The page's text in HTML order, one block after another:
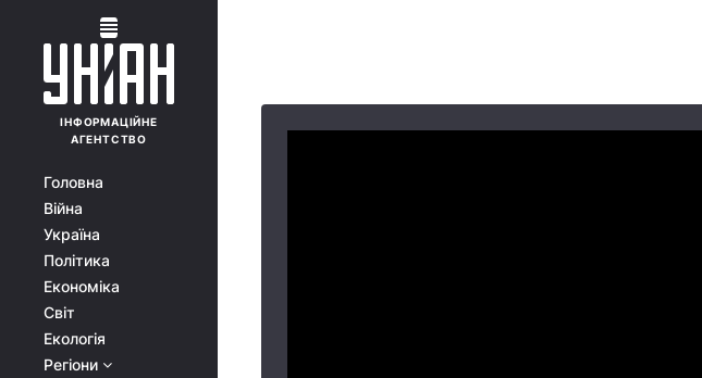
ІНФОРМАЦІЙНЕ
АГЕНТСТВО
Головна
Війна
Україна
Політика
Економіка
Світ
Екологія
Регіони